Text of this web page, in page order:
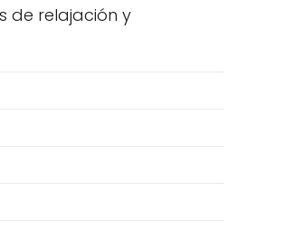
de relajación y